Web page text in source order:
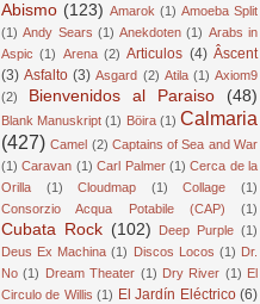
Abismo (123) Amarok (1) Amoeba Split
(1) Andy Sears (1) Anekdoten (1) Arabs in
Aspic (1) Arena (2) Articulos (4) Âscent
(3) Asfalto (3) Asgard (2) Atila (1) Axiom9
(2)
Bienvenidos al Paraiso (48)
Blank Manuskript (1) Böira (1) Calmaria
(427) Camel (2) Captains of Sea and War
(1) Caravan (1) Carl Palmer (1) Cerca de la
Orilla
(1) Cloudmap (1) Collage
(1)
Consorzio Acqua Potabile (CAP)
(1)
Cubata Rock (102) Deep Purple (1)
Deus Ex Machina (1) Discos Locos (1) Dr.
No (1) Dream Theater (1) Dry River (1) El
Circulo de Willis (1) El Jardín Eléctrico (6)